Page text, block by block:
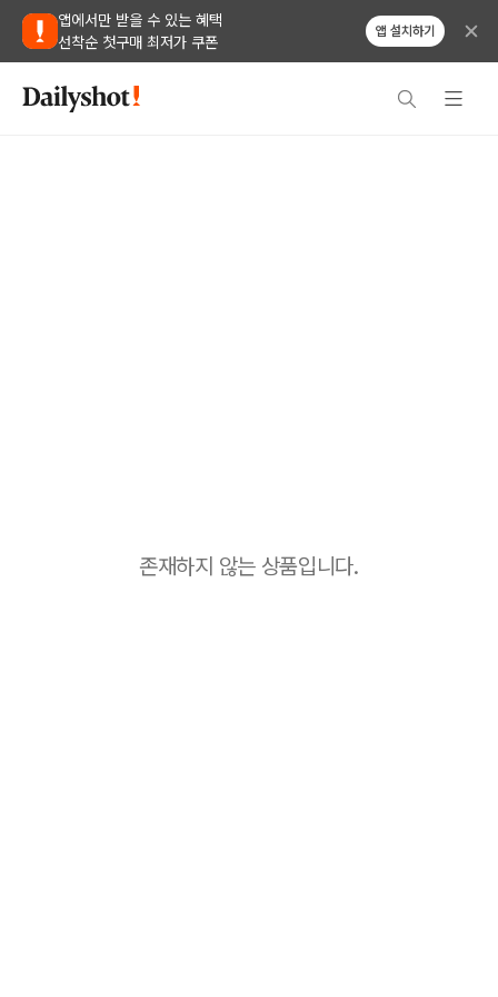
앱에서만 받을 수 있는 혜택
선착순 첫구매 최저가 쿠폰
앱 설치하기
존재하지 않는 상품입니다.